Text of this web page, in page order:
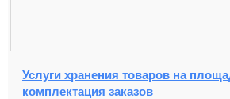
Услуги хранения товаров на
комплектация заказов